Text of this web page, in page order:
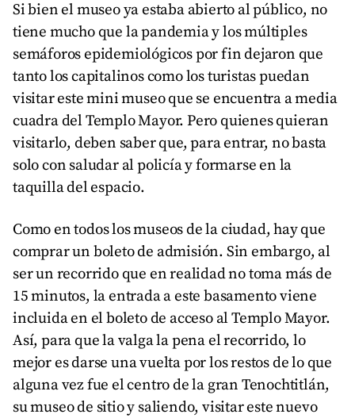
Si bien el museo ya estaba abierto al público, no
tiene mucho que la pandemia y los múltiples
semáforos epidemiológicos por fin dejaron que
tanto los capitalinos como los turistas puedan
visitar este mini museo que se encuentra a media
cuadra del Templo Mayor. Pero quienes quieran
visitarlo, deben saber que, para entrar, no basta
solo con saludar al policía y formarse en la
taquilla del espacio.
Como en todos los museos de la ciudad, hay que
comprar un boleto de admisión. Sin embargo, al
ser un recorrido que en realidad no toma más de
15 minutos, la entrada a este basamento viene
incluida en el boleto de acceso al Templo Mayor.
Así, para que la valga la pena el recorrido, lo
mejor es darse una vuelta por los restos de lo que
alguna vez fue el centro de la gran Tenochtitlán,
su museo de sitio y saliendo, visitar este nuevo